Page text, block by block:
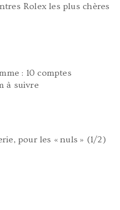
Rolex les plus chères
: 10 comptes
à suivre
pour les « nuls » (1/2)